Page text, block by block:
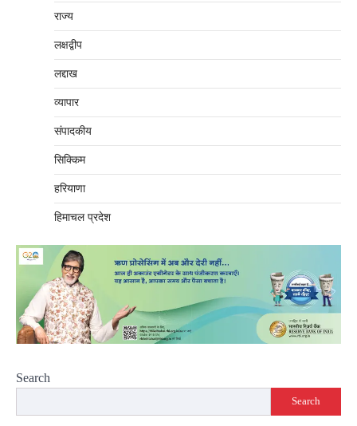
राज्य
लक्षद्वीप
लद्दाख
व्यापार
संपादकीय
सिक्किम
हरियाणा
हिमाचल प्रदेश
Search
Search